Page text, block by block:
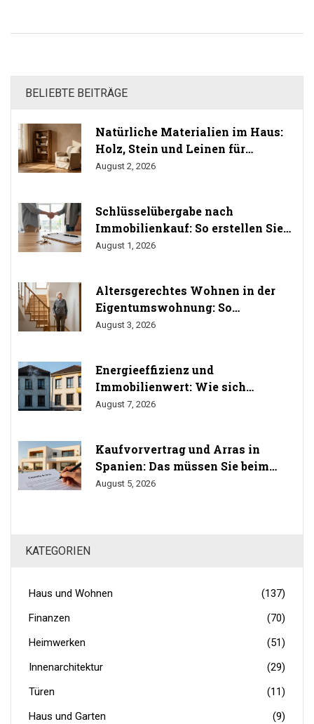
BELIEBTE BEITRÄGE
Natürliche Materialien im Haus:
Holz, Stein und Leinen für
gesundes Wohnen
August 2, 2026
Schlüsselübergabe nach
Immobilienkauf: So erstellen Sie
das Übergabeprotokoll richtig
August 1, 2026
Altersgerechtes Wohnen in der
Eigentumswohnung: So
durchsetzen Sie Ihr Umbaurecht
August 3, 2026
Energieeffizienz und
Immobilienwert: Wie sich
Sanierung auf den Preis auswirkt
August 7, 2026
Kaufvorvertrag und Arras in
Spanien: Das müssen Sie beim
Immobilienkauf wissen
August 5, 2026
KATEGORIEN
Haus und Wohnen
(137)
Finanzen
(70)
Heimwerken
(51)
Innenarchitektur
(29)
Türen
(11)
Haus und Garten
(9)